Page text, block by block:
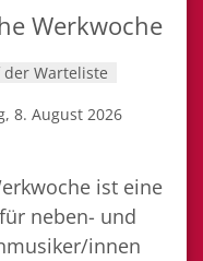
Werkwoche
Warteliste
8. August 2026
ist eine
neben- und
innen